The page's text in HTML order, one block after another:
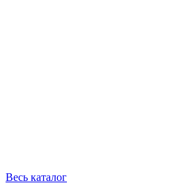
Весь каталог